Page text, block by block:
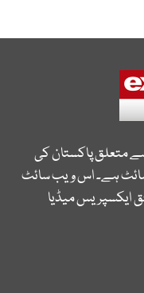
متعلق پاکستان کی
ہے۔ اس ویب سائٹ
ایکسپریس میڈیا